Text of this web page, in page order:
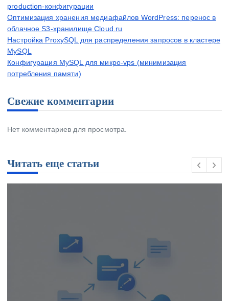
production-конфигурации
Оптимизация хранения медиафайлов WordPress: перенос в
облачное S3-хранилище Cloud.ru
Настройка ProxySQL для распределения запросов в кластере
MySQL
Конфигурация MySQL для микро-vps (минимизация
потребления памяти)
Свежие комментарии
Нет комментариев для просмотра.
Читать еще статьи